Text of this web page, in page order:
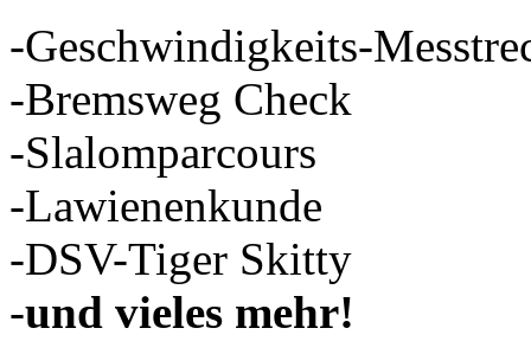
-Geschwindigkeits-
-Bremsweg Check
-Slalomparcours
-Lawienenkunde
-DSV-Tiger Skitty
-und vieles mehr!